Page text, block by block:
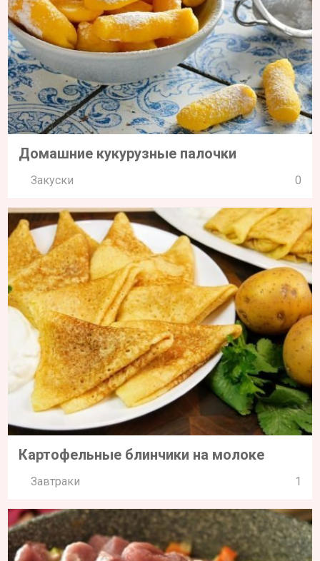
Домашние кукурузные палочки
Закуски 0
Картофельные блинчики на молоке
Завтраки 1